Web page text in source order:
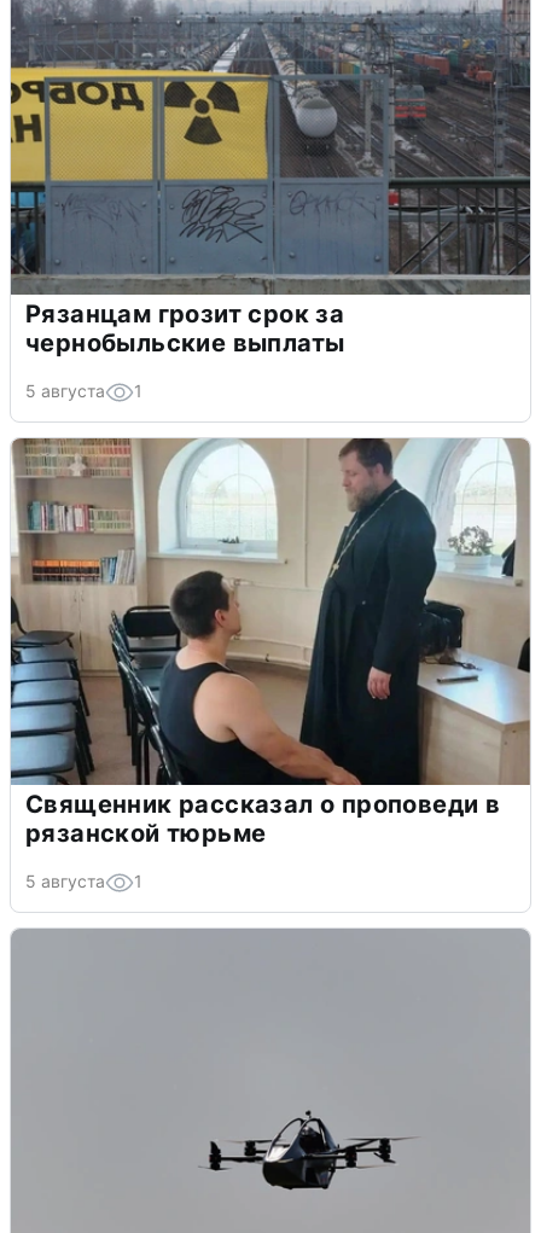
Рязанцам грозит срок за
чернобыльские выплаты
5 августа 1
Священник рассказал о проповеди в
рязанской тюрьме
5 августа 1